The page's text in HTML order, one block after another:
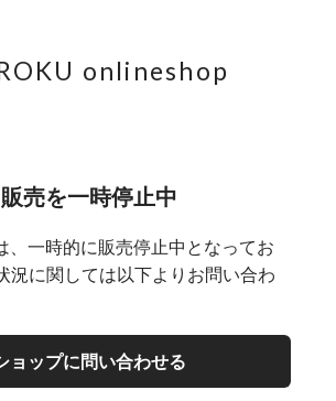
onlineshop
販売を一時停止中
、一時的に販売停止中となってお
況に関しては以下よりお問い合わ
ョップに問い合わせる